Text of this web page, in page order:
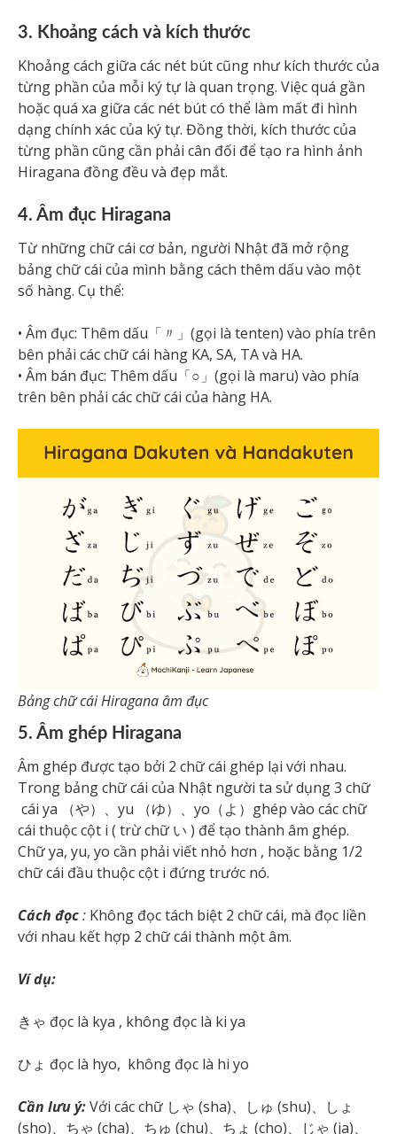
3. Khoảng cách và kích thước
Khoảng cách giữa các nét bút cũng như kích thước của
từng phần của mỗi ký tự là quan trọng. Việc quá gần
hoặc quá xa giữa các nét bút có thể làm mất đi hình
dạng chính xác của ký tự. Đồng thời, kích thước của
từng phần cũng cần phải cân đối để tạo ra hình ảnh
Hiragana đồng đều và đẹp mắt.
4. Âm đục Hiragana
Từ những chữ cái cơ bản, người Nhật đã mở rộng
bảng chữ cái của mình bằng cách thêm dấu vào một
số hàng. Cụ thể:
• Âm đục: Thêm dấu「〃」(gọi là tenten) vào phía trên
bên phải các chữ cái hàng KA, SA, TA và HA.
• Âm bán đục: Thêm dấu「○」(gọi là maru) vào phía
trên bên phải các chữ cái của hàng HA.
Bảng chữ cái Hiragana âm đục
5. Âm ghép Hiragana
Âm ghép được tạo bởi 2 chữ cái ghép lại với nhau.
Trong bảng chữ cái của Nhật người ta sử dụng 3 chữ
cái ya （や）、yu （ゆ）、yo（よ）ghép vào các chữ
cái thuộc cột i ( trừ chữ い ) để tạo thành âm ghép.
Chữ ya, yu, yo cần phải viết nhỏ hơn , hoặc bằng 1/2
chữ cái đầu thuộc cột i đứng trước nó.
Cách đọc: Không đọc tách biệt 2 chữ cái, mà đọc liền
với nhau kết hợp 2 chữ cái thành một âm.
Ví dụ:
きゃ đọc là kya , không đọc là ki ya
ひょ đọc là hyo, không đọc là hi yo
Cần lưu ý:Với các chữ しゃ (sha)、しゅ (shu)、しょ
(sho)、ちゃ (cha)、ちゅ (chu)、ちょ (cho)、じゃ (ja)、